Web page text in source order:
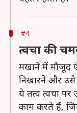
#4
त्वचा की
मखाने में मौजूद
निखारने और
ये तत्व त्वचा
काम करते हैं,